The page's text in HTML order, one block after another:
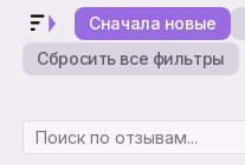
Сначала новые
Сбросить все фильтры